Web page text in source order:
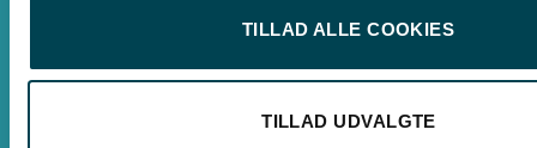
TILLAD ALLE COOKIES
TILLAD UDVALGTE
Skansevej 2, 3700 Rønne
Man, tirs, tors: 09.00 - 15.00
Onsdag: Lukket